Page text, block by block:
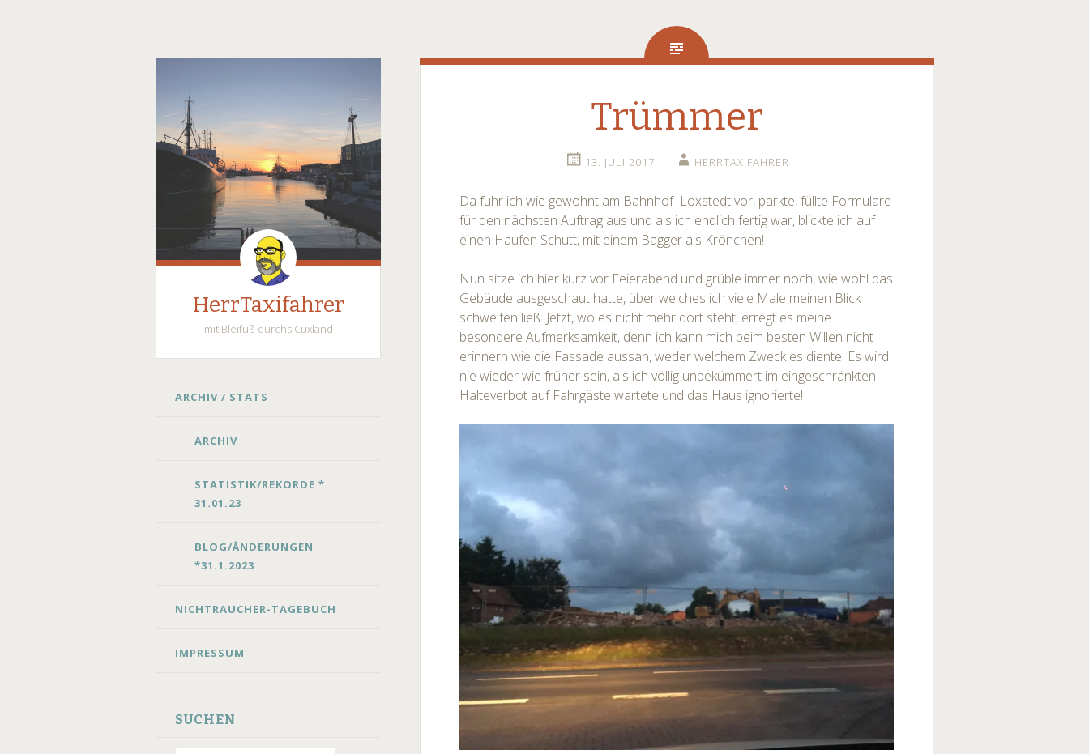
HerrTaxifahrer
mit Bleifuß durchs Cuxland
SKIP
ARCHIV / STATS
ARCHIV
STATISTIK/REKORDE *
31.01.23
BLOG/ÄNDERUNGEN
*31.1.2023
NICHTRAUCHER-TAGEBUCH
IMPRESSUM
SUCHEN
Trümmer
13. JULI 2017 HERRTAXIFAHRER
Da fuhr ich wie gewohnt am Bahnhof Loxstedt vor, parkte, füllte Formulare
für den nächsten Auftrag aus und als ich endlich fertig war, blickte ich auf
einen Haufen Schutt, mit einem Bagger als Krönchen!
Nun sitze ich hier kurz vor Feierabend und grüble immer noch, wie wohl das
Gebäude ausgeschaut hatte, über welches ich viele Male meinen Blick
schweifen ließ. Jetzt, wo es nicht mehr dort steht, erregt es meine
besondere Aufmerksamkeit, denn ich kann mich beim besten Willen nicht
erinnern wie die Fassade aussah, weder welchem Zweck es diente. Es wird
nie wieder wie früher sein, als ich völlig unbekümmert im eingeschränkten
Halteverbot auf Fahrgäste wartete und das Haus ignorierte!